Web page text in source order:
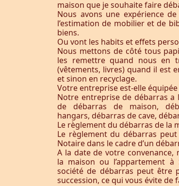
maison que je souhaite faire
Nous avons une expérience
l’estimation de mobilier et de
biens.
Ou vont les habits et effets
Nous mettons de côté tous
les remettre quand nous en
(vêtements, livres) quand il est
et sinon en recyclage.
Votre entreprise est-elle
Notre entreprise de débarras
de débarras de maison,
hangars, débarras de cave,
Le règlement du débarras de la
Le règlement du débarras
Notaire dans le cadre d’un
A la date de votre
la maison ou l’appartement à
société de débarras peut être
succession, ce qui vous évite de